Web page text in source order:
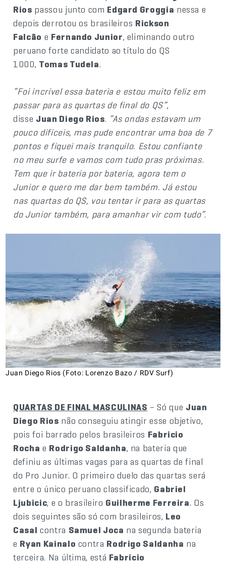
Rios passou junto com Edgard Groggia nessa e
depois derrotou os brasileiros Rickson
Falcão e Fernando Junior, eliminando outro
peruano forte candidato ao título do QS
1000, Tomas Tudela.
“Foi incrível essa bateria e estou muito feliz em
passar para as quartas de final do QS”,
disse Juan Diego Rios. “As ondas estavam um
pouco difíceis, mas pude encontrar uma boa de 7
pontos e fiquei mais tranquilo. Estou confiante
no meu surfe e vamos com tudo pras próximas.
Tem que ir bateria por bateria, agora tem o
Junior e quero me dar bem também. Já estou
nas quartas do QS, vou tentar ir para as quartas
do Junior também, para amanhar vir com tudo”.
Juan Diego Rios (Foto: Lorenzo Bazo / RDV Surf)
QUARTAS DE FINAL MASCULINAS – Só que Juan
Diego Rios não conseguiu atingir esse objetivo,
pois foi barrado pelos brasileiros Fabricio
Rocha e Rodrigo Saldanha, na bateria que
definiu as últimas vagas para as quartas de final
do Pro Junior. O primeiro duelo das quartas será
entre o único peruano classificado, Gabriel
Ljubicic, e o brasileiro Guilherme Ferreira. Os
dois seguintes são só com brasileiros, Leo
Casal contra Samuel Joca na segunda bateria
e Ryan Kainalo contra Rodrigo Saldanha na
terceira. Na última, está Fabricio